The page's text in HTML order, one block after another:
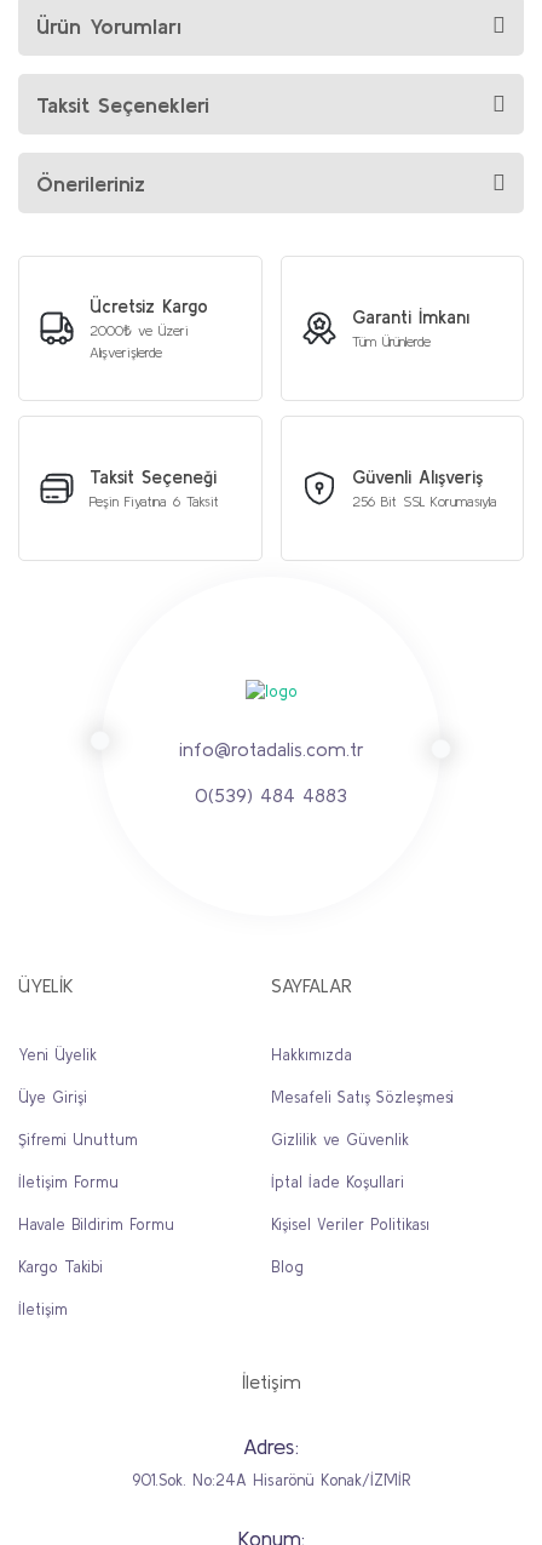
Ürün Yorumları
Taksit Seçenekleri
Önerileriniz
Ücretsiz Kargo
2000₺ ve Üzeri
Alışverişlerde
Garanti İmkanı
Tüm Ürünlerde
Taksit Seçeneği
Peşin Fiyatına 6 Taksit
Güvenli Alışveriş
256 Bit SSL Korumasıyla
info@rotadalis.com.tr
0(539) 484 4883
ÜYELİK
Yeni Üyelik
Üye Girişi
Şifremi Unuttum
İletişim Formu
Havale Bildirim Formu
Kargo Takibi
İletişim
SAYFALAR
Hakkımızda
Mesafeli Satış Sözleşmesi
Gizlilik ve Güvenlik
İptal İade Koşullari
Kişisel Veriler Politikası
Blog
İletişim
Adres:
901.Sok. No:24A Hisarönü Konak/İZMİR
Konum: